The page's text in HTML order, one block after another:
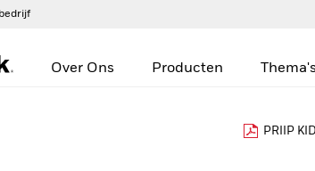
Over Ons Producten Thema's
PRIIP KID